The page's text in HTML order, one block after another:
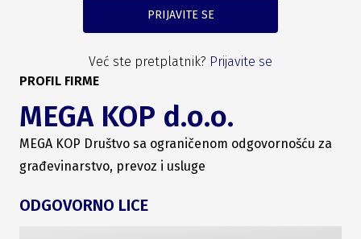
PRIJAVITE SE
Već ste pretplatnik? Prijavite se
PROFIL FIRME
MEGA KOP d.o.o.
MEGA KOP Društvo sa ograničenom odgovornošću za
građevinarstvo, prevoz i usluge
ODGOVORNO LICE